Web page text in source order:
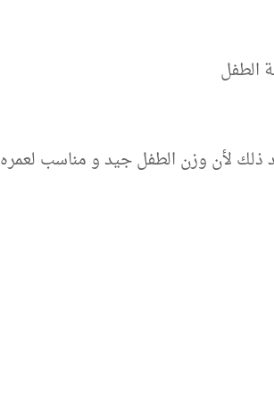
الطفل
ذلك لأن وزن الطفل جيد و مناسب لعمره